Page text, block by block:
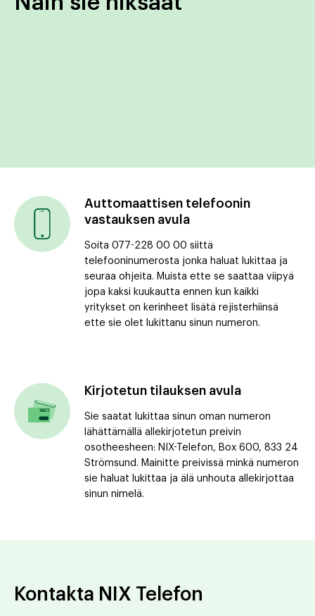
Auttomaattisen telefoonin
vastauksen avula
Soita 077-228 00 00 siittä
telefooninumerosta jonka haluat lukittaa ja
seuraa ohjeita. Muista ette se saattaa viipyä
jopa kaksi kuukautta ennen kun kaikki
yritykset on kerinheet lisätä rejisterhiinsä
ette sie olet lukittanu sinun numeron.
Kirjotetun tilauksen avula
Sie saatat lukittaa sinun oman numeron
lähättämällä allekirjotetun preivin
osotheesheen: NIX-Telefon, Box 600, 833 24
Strömsund. Mainitte preivissä minkä numeron
sie haluat lukittaa ja älä unhouta allekirjottaa
sinun nimelä.
Kontakta NIX Telefon